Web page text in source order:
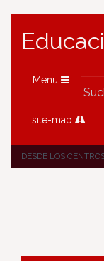
Menü
site-map
DESDE LOS